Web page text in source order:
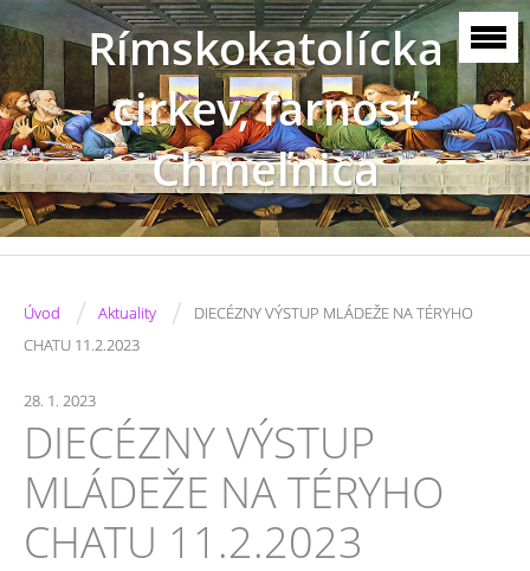
Rímskokatolícka
cirkev, farnosť
Chmeľnica
Úvod / Aktuality /
DIECÉZNY VÝSTUP MLÁDEŽE NA TÉRYHO
CHATU 11.2.2023
28. 1. 2023
DIECÉZNY VÝSTUP
MLÁDEŽE NA TÉRYHO
CHATU 11.2.2023